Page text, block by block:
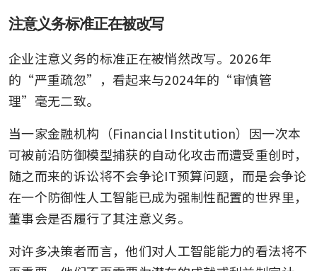
注意义务标准正在被改写
企业注意义务的标准正在被悄然改写。2026年
的“严重疏忽”，看起来与2024年的“审慎管
理”毫无二致。
当一家金融机构（Financial Institution）因一次本
可被前沿防御模型捕获的自动化攻击而遭受重创时，
随之而来的诉讼将不会争论IT预算问题，而是会争论
在一个防御性人工智能已成为强制性配置的世界里，
董事会是否履行了其注意义务。
对许多决策者而言，他们对人工智能能力的看法将不